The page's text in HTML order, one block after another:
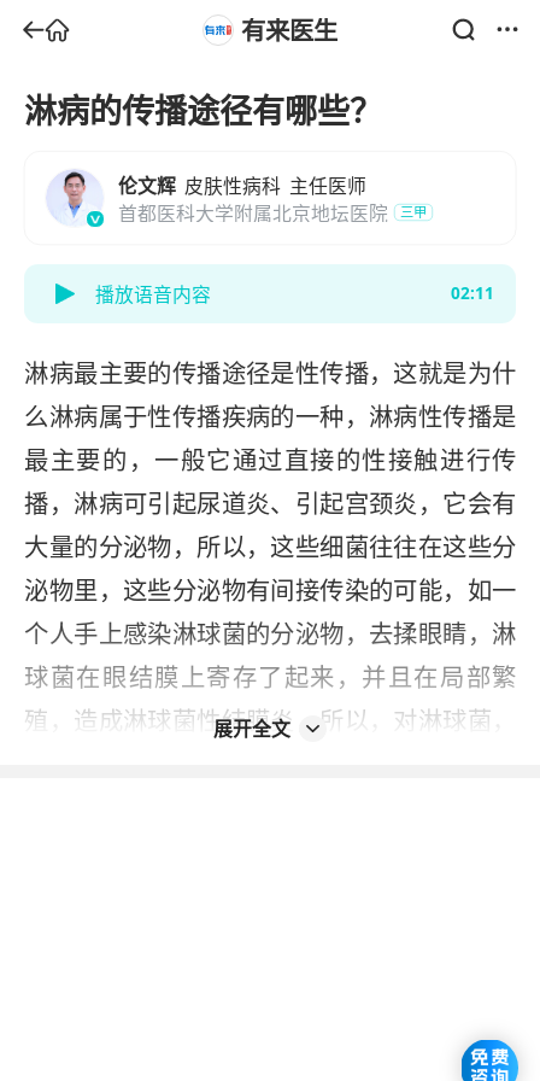
有来医生
淋病的传播途径有哪些？
伦文辉 皮肤性病科 主任医师
首都医科大学附属北京地坛医院
三甲
播放语音内容 02:11
淋病最主要的传播途径是性传播，这就是为什
么淋病属于性传播疾病的一种，淋病性传播是
最主要的，一般它通过直接的性接触进行传
播，淋病可引起尿道炎、引起宫颈炎，它会有
大量的分泌物，所以，这些细菌往往在这些分
泌物里，这些分泌物有间接传染的可能，如一
个人手上感染淋球菌的分泌物，去揉眼睛，淋
球菌在眼结膜上寄存了起来，并且在局部繁
殖，造成淋球菌性结膜炎，所以，对淋球菌，
子的失明。总之，淋病对人们的危害很大，尤
展开全文